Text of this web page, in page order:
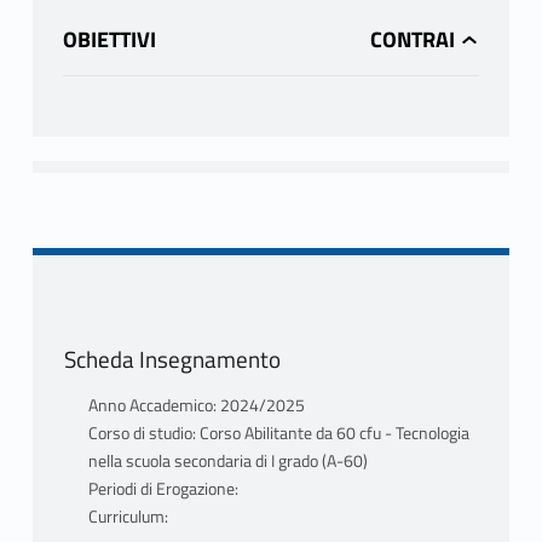
OBIETTIVI
Scheda Insegnamento
Anno Accademico: 2024/2025
Corso di studio: Corso Abilitante da 60 cfu - Tecnologia
nella scuola secondaria di I grado (A-60)
Periodi di Erogazione:
Curriculum: